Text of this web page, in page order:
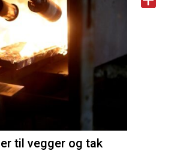
til vegger og tak